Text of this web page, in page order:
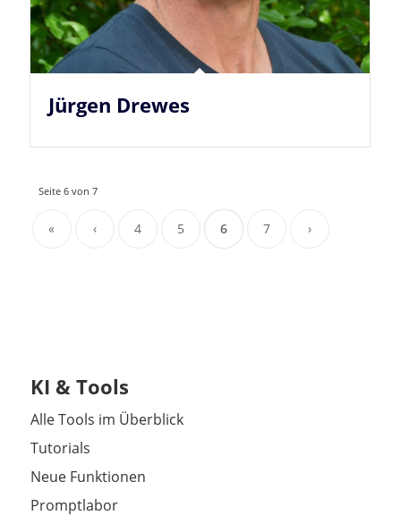
Jürgen Drewes
Seite 6 von 7
« ‹ 4 5 6 7 ›
KI & Tools
Alle Tools im Überblick
Tutorials
Neue Funktionen
Promptlabor